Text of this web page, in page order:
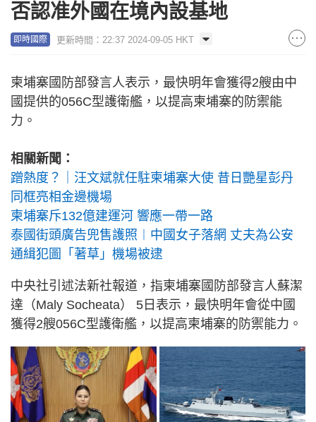
否認准外國在境內設基地
即時國際 更新時間：22:37 2024-09-05 HKT
柬埔寨國防部發言人表示，最快明年會獲得2艘由中
國提供的056C型護衛艦，以提高柬埔寨的防禦能
力。
相關新聞：
蹭熱度？｜汪文斌就任駐柬埔寨大使 昔日艷星彭丹
同框亮相金邊機場
柬埔寨斥132億建運河 響應一帶一路
泰國街頭廣告兜售護照︱中國女子落網 丈夫為公安
通緝犯圖「著草」機場被逮
中央社引述法新社報道，指柬埔寨國防部發言人蘇潔
達（Maly Socheata） 5日表示，最快明年會從中國
獲得2艘056C型護衛艦，以提高柬埔寨的防禦能力。